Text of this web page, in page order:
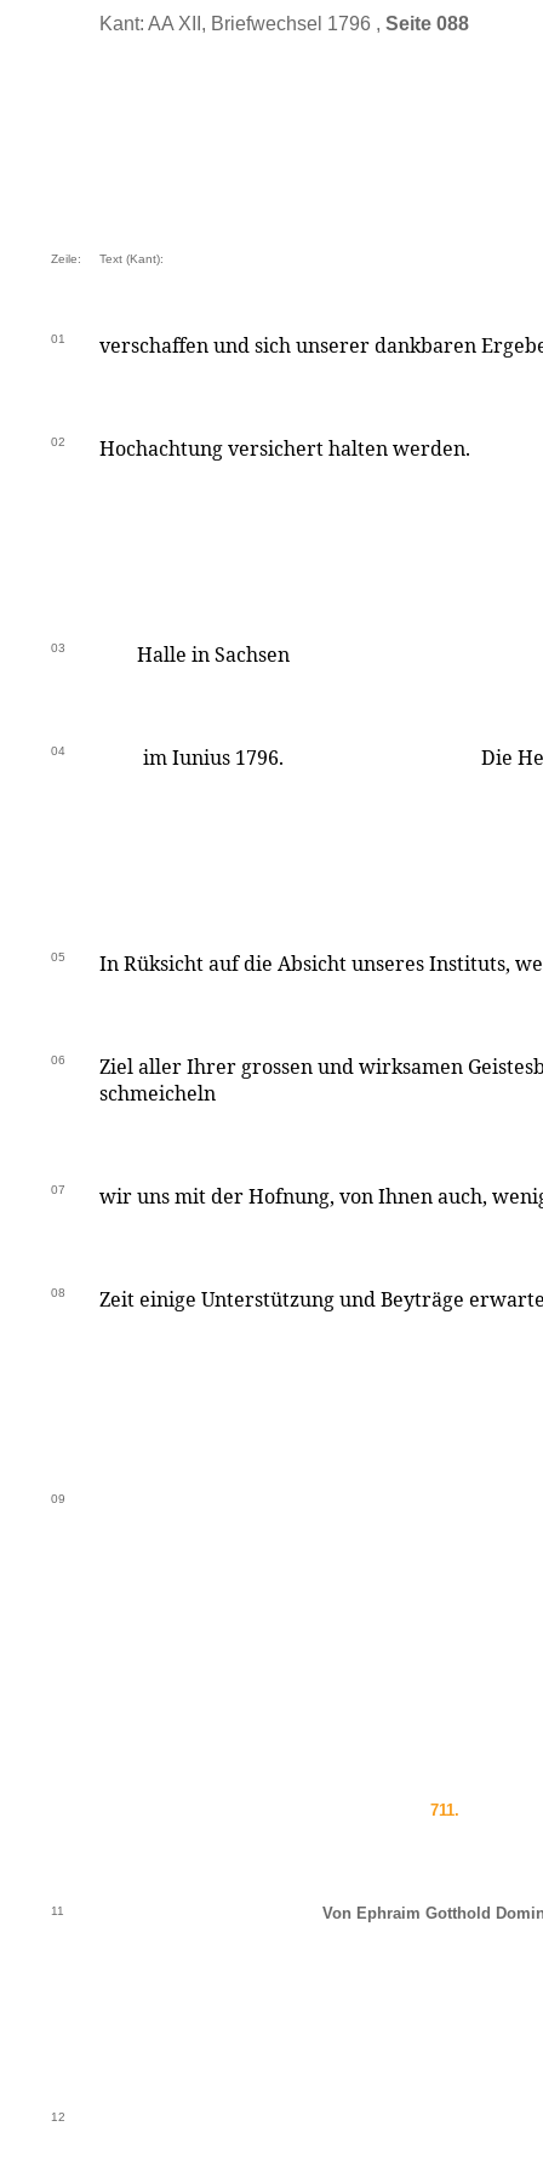
Kant: AA XII, Briefwechsel 1796 , Seite 088
Zeile: Text (Kant):
01 verschaffen und sich unserer dankbaren
02 Hochachtung versichert halten werden.
03 Halle in Sachsen
04 im Iunius 1796. Die
05 In Rüksicht auf die Absicht unseres Instituts,
06
Ziel aller Ihrer grossen und wirksamen
schmeicheln
07 wir uns mit der Hofnung, von Ihnen auch,
08 Zeit einige Unterstützung und Beyträge
09
711.
11 Von Ephraim Gotthold
12